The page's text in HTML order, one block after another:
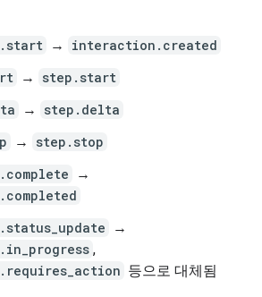
→
interaction.created
→
step.start
→
step.delta
→
step.stop
→
→
,
등으로 대체됨